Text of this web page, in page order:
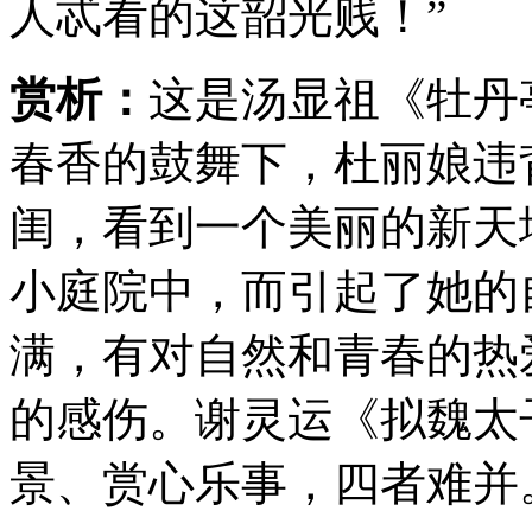
人忒看的这韶光贱！”
赏析： 这是汤显祖《牡
春香的鼓舞下，杜丽娘
闺，看到一个美丽的新
小庭院中，而引起了她
满，有对自然和青春的
的感伤。谢灵运《拟魏
景、赏心乐事，四者难并